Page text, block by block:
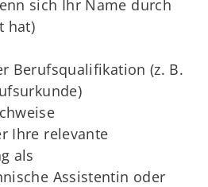
sich Ihr Name durch
hat)
Berufsqualifikation (z. B.
Ihre relevante
als
Assistentin oder